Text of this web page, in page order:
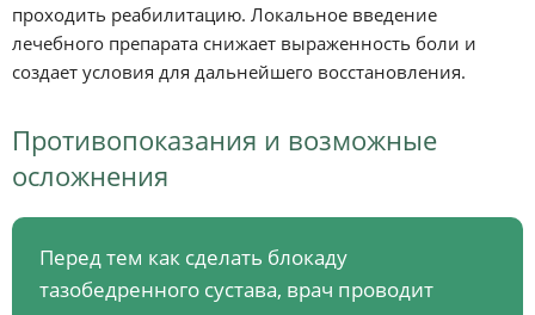
проходить реабилитацию. Локальное введение
лечебного препарата снижает выраженность боли и
создает условия для дальнейшего восстановления.
Противопоказания и возможные
осложнения
Перед тем как сделать блокаду
тазобедренного сустава, врач проводит